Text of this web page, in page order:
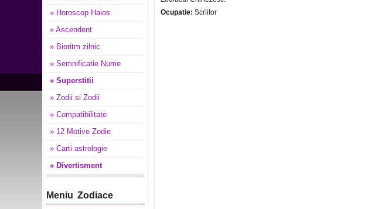
» Horoscop Haios
» Ascendent
» Bioritm zilnic
» Semnificatie Nume
» Superstitii
» Zodii si Zodii
» Compatibilitate
» 12 Motive Zodie
» Carti astrologie
» Divertisment
Meniu Zodiace
Ocupatie: Scriitor